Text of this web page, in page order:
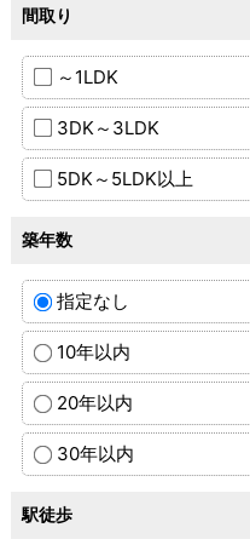
間取り
～1LDK
3DK～3LDK
5DK～5LDK以上
築年数
指定なし
10年以内
20年以内
30年以内
駅徒歩